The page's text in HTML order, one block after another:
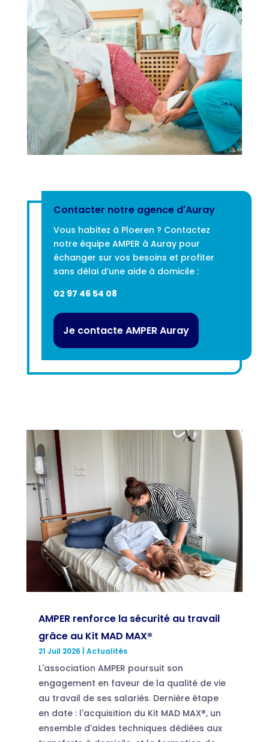
Contacter notre agence d'Auray
Vous habitez à Ploeren ? Contactez
notre équipe AMPER à Auray pour
échanger sur vos besoins et profiter
sans délai d’une aide à domicile :
02 97 46 54 08
Je contacte AMPER Auray
AMPER renforce la sécurité au travail
grâce au Kit MAD MAX®
21 Juil 2026 Actualités
L'association AMPER poursuit son
engagement en faveur de la qualité de vie
au travail de ses salariés. Dernière étape
en date : l'acquisition du Kit MAD MAX®, un
ensemble d'aides techniques dédiées aux